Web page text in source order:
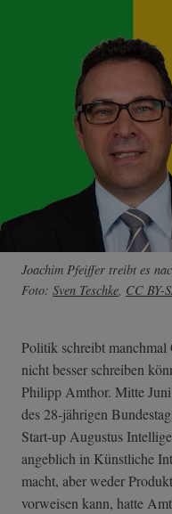
Joachim Pfeiffer treibt es
Foto: Sven Teschke, CC BY-
Politik schreibt manchmal
nicht besser schreiben
Philipp Amthor. Mitte
des 28-jährigen
Start-up Augustus
angeblich in Künstliche
macht, aber weder
vorweisen kann, hatte